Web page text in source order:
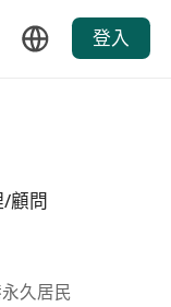
登入
/顧問
久居民